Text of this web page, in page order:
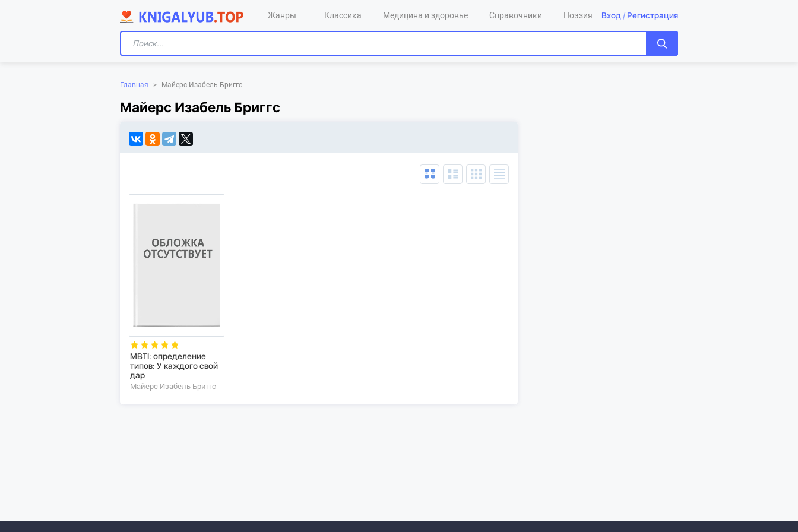
Жанры Классика Медицина и здоровье Справочники Поэзия Вход / Регистрация
Главная > Майерс Изабель Бриггс
Майерс Изабель Бриггс
MBTI: определение
типов: У каждого свой
дар
Майерс Изабель Бриггс